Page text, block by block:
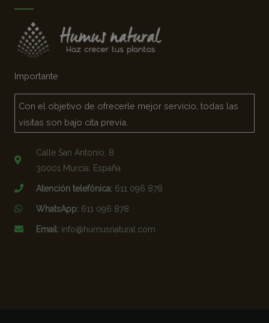
Importante
Con el objetivo de ofrecerle mejor servicio, todas las
visitas son bajo cita previa.
Calle San Antonio, 8
30001 Murcia. España
Atención telefónica:611 096 878
WhatsApp:611 096 878
Email:info@humusnatural.com